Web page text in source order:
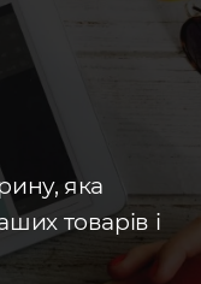
яка
товарів і